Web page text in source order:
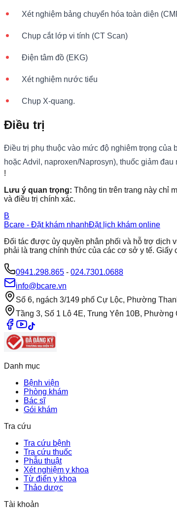
Xét nghiệm bảng chuyển hóa toàn diện
Chụp cắt lớp vi tính (CT Scan)
Điện tâm đồ (EKG)
Xét nghiệm nước tiểu
Chụp X-quang.
Điều trị
Điều trị phụ thuộc vào mức độ nghiêm trọng của
hoặc Advil, naproxen/Naprosyn), thuốc giảm
!
Lưu ý quan trọng: Thông tin trên trang này chỉ
và điều trị chính xác.
B
Bcare - Đặt khám nhanhĐặt lịch khám online
Đối tác được ủy quyền phân phối và hỗ trợ dịch
phải là trang chính thức của các cơ sở y tế.
0941.298.865 - 024.7301.0688
info@bcare.vn
Số 6, ngách 3/149 phố Cự Lộc, Phường
Tầng 3, Số 1 Lô 4E, Trung Yên 10B, Phường
Danh mục
Bệnh viện
Phòng khám
Bác sĩ
Gói khám
Tra cứu
Tra cứu bệnh
Tra cứu thuốc
Phẫu thuật
Xét nghiệm y khoa
Từ điển y khoa
Thảo dược
Tài khoản